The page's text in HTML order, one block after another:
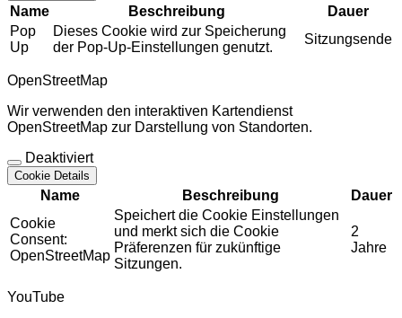
Name Beschreibung
Dauer
Pop
Up
Dieses Cookie wird zur Speicherung
der Pop-Up-Einstellungen genutzt.
Sitzungsende
OpenStreetMap
Wir verwenden den interaktiven Kartendienst
OpenStreetMap zur Darstellung von Standorten.
Deaktiviert
Cookie Details
Name Beschreibung
Dauer
Cookie
Consent:
OpenStreetMap
Speichert die Cookie Einstellungen
und merkt sich die Cookie
Präferenzen für zukünftige
Sitzungen.
2
Jahre
YouTube